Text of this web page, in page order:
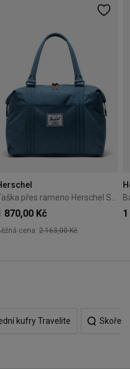
870,00 Kč
cena: 2 163,00 Kč
kufry Travelite